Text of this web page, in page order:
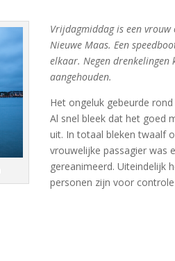
Vrijdagmiddag is een
Nieuwe Maas. Een
elkaar. Negen drenkelingen
aangehouden.
Het ongeluk gebeurde
Al snel bleek dat het goed
uit. In totaal bleken twaalf
vrouwelijke passagier was
gereanimeerd. Uiteindelijk
personen zijn voor